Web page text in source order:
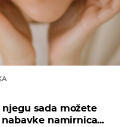
sada možete
namirnica...